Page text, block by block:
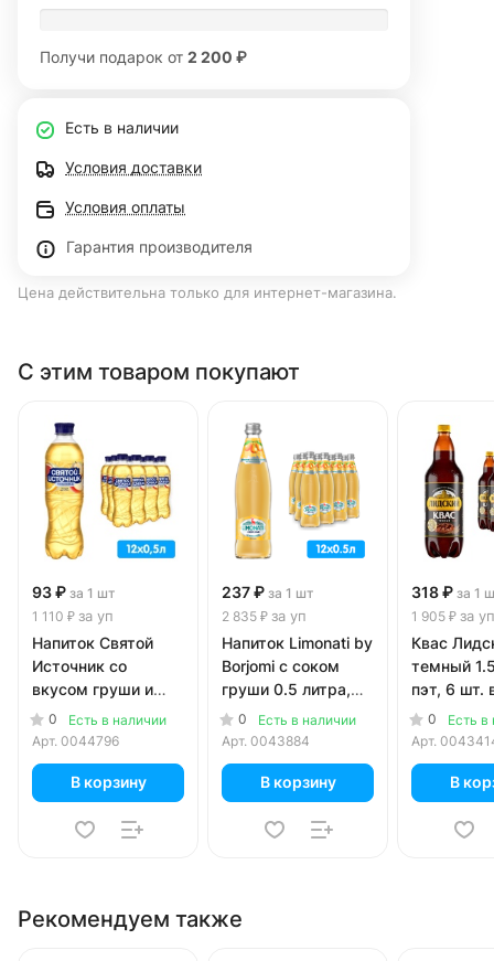
Получи подарок от 2 200 ₽
Есть в наличии
Условия доставки
Условия оплаты
Гарантия производителя
Цена действительна только для интернет-магазина.
С этим товаром покупают
93 ₽ за 1 шт
1 110 ₽ за уп
Напиток Святой
Источник со
вкусом груши и
цитруса 0.5 литра,
газ, пэт, 12 шт. в уп.
0
Есть в наличии
Арт. 0044796
В корзину
237 ₽ за 1 шт
2 835 ₽ за уп
Напиток Limonati by
Borjomi с соком
груши 0.5 литра,
газ, стекло, 12 шт.
в уп.
0
Есть в наличии
Арт. 0043884
В корзину
318 ₽ за 1
1 905 ₽ за уп
Квас
темный
пэт, 6 шт.
0
Есть в
Арт.
В
Рекомендуем также